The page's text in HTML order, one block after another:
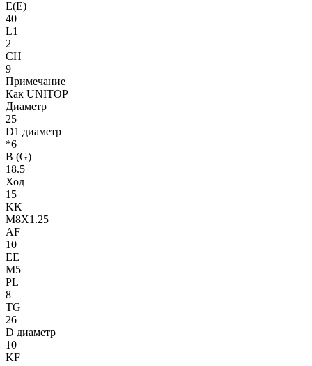
E(E)
40
L1
2
CH
9
Примечание
Как UNITOP
Диаметр
25
D1 диаметр
*6
B (G)
18.5
Ход
15
KK
M8X1.25
AF
10
EE
M5
PL
8
TG
26
D диаметр
10
KF